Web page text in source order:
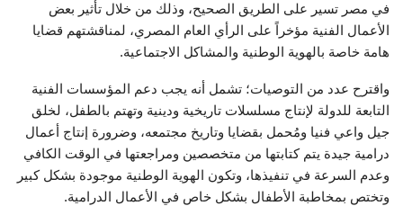
في مصر تسير على الطريق الصحيح، وذلك من خلال تأثير بعض
الأعمال الفنية مؤخراً على الرأي العام المصري، لمناقشتهم قضايا
هامة خاصة بالهوية الوطنية والمشاكل الاجتماعية.
واقترح عدد من التوصيات؛ تشمل أنه يجب دعم المؤسسات الفنية
التابعة للدولة لإنتاج مسلسلات تاريخية ودينية وتهتم بالطفل، لخلق
جيل واعي فنيا ومُحمل بقضايا وتاريخ مجتمعه، وضرورة إنتاج أعمال
درامية جيدة يتم كتابتها من متخصصين ومراجعتها في الوقت الكافي
وعدم السرعة في تنفيذها، وتكون الهوية الوطنية موجودة بشكل كبير
وتختص بمخاطبة الأطفال بشكل خاص في الأعمال الدرامية.